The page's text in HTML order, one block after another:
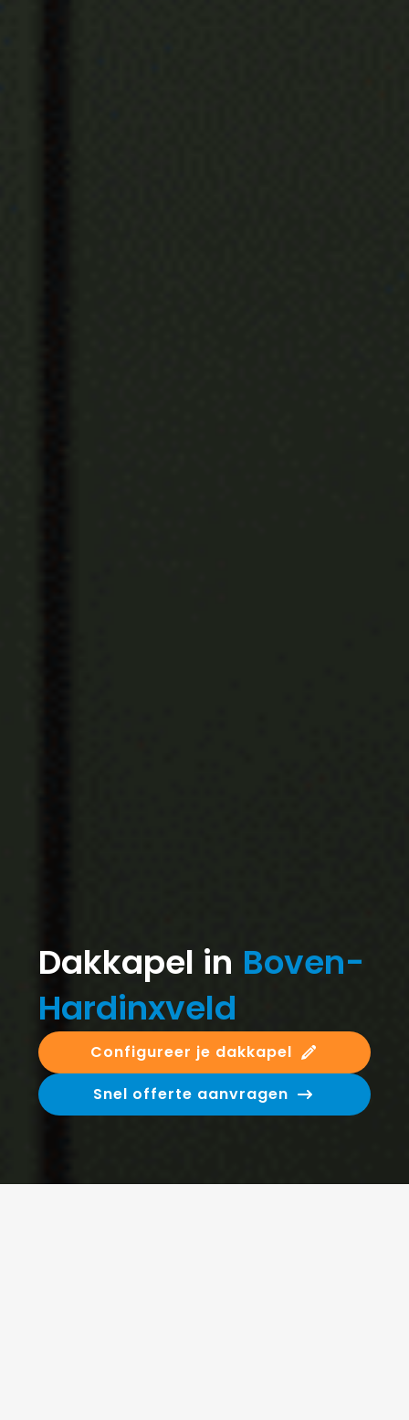
Dakkapel in Boven-
Hardinxveld
Configureer je dakkapel
Snel offerte aanvragen